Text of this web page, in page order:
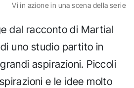
Vi in azione in una scena della serie
dal racconto di Martial
uno studio partito in
aspirazioni. Piccoli
e le idee molto